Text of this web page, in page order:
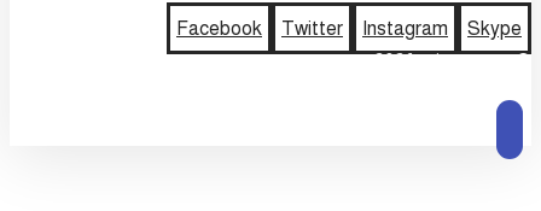
Facebook
Twitter Instagram
Skype
© حقوق النشر 2026